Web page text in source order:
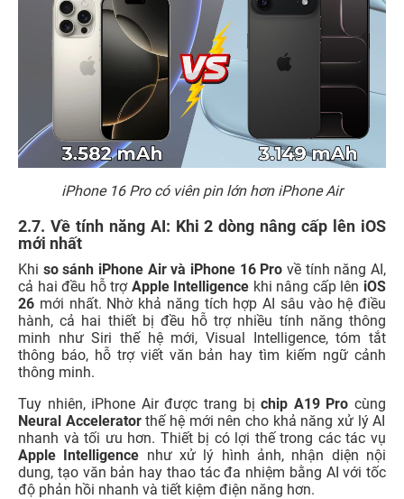
iPhone 16 Pro có viên pin lớn hơn iPhone Air
2.7. Về tính năng AI: Khi 2 dòng nâng cấp lên iOS
mới nhất
Khi so sánh iPhone Air và iPhone 16 Pro về tính năng AI,
cả hai đều hỗ trợ Apple Intelligence khi nâng cấp lên iOS
26 mới nhất. Nhờ khả năng tích hợp AI sâu vào hệ điều
hành, cả hai thiết bị đều hỗ trợ nhiều tính năng thông
minh như Siri thế hệ mới, Visual Intelligence, tóm tắt
thông báo, hỗ trợ viết văn bản hay tìm kiếm ngữ cảnh
thông minh.
Tuy nhiên, iPhone Air được trang bịchip A19 Pro cùng
Neural Acceleratorthế hệ mới nên cho khả năng xử lý AI
nhanh và tối ưu hơn. Thiết bị có lợi thế trong các tác vụ
Apple Intelligence như xử lý hình ảnh, nhận diện nội
dung, tạo văn bản hay thao tác đa nhiệm bằng AI với tốc
độ phản hồi nhanh và tiết kiệm điện năng hơn.